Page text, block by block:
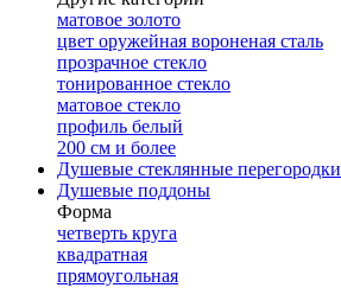
матовое золото
цвет оружейная вороненая сталь
прозрачное стекло
тонированное стекло
матовое стекло
профиль белый
200 см и более
Душевые стеклянные перегородки
Душевые поддоны
Форма
четверть круга
квадратная
прямоугольная